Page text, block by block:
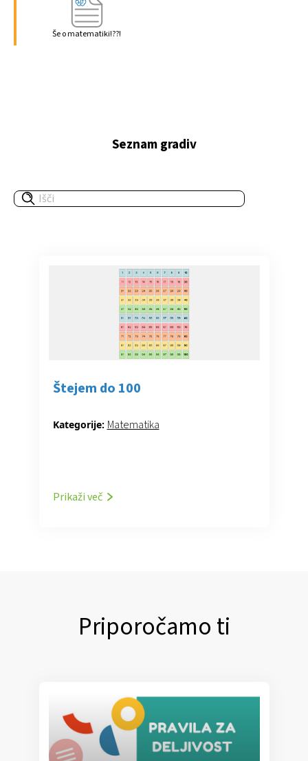
Še o matematiki!??!
Seznam gradiv
Štejem do 100
Kategorije: Matematika
Prikaži več
Priporočamo ti